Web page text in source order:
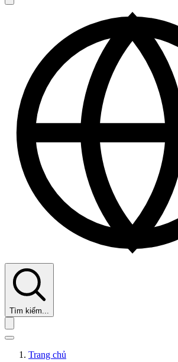
Tìm kiếm...
Trang chủ